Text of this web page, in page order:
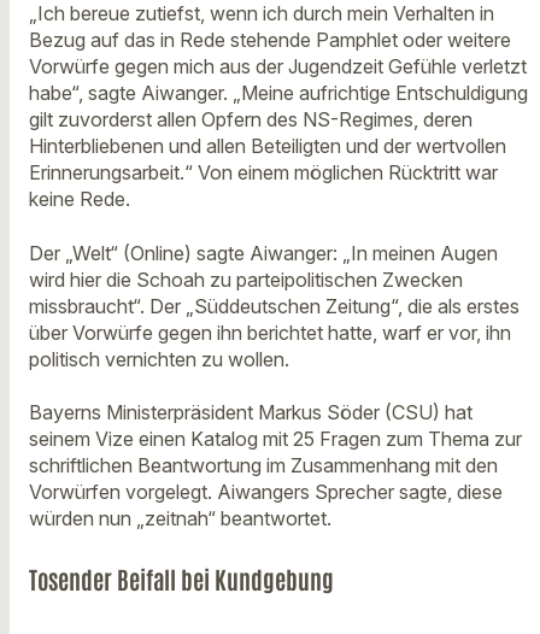
„Ich bereue zutiefst, wenn ich durch mein Verhalten in
Bezug auf das in Rede stehende Pamphlet oder weitere
Vorwürfe gegen mich aus der Jugendzeit Gefühle verletzt
habe“, sagte Aiwanger. „Meine aufrichtige Entschuldigung
gilt zuvorderst allen Opfern des NS-Regimes, deren
Hinterbliebenen und allen Beteiligten und der wertvollen
Erinnerungsarbeit.“ Von einem möglichen Rücktritt war
keine Rede.
Der „Welt“ (Online) sagte Aiwanger: „In meinen Augen
wird hier die Schoah zu parteipolitischen Zwecken
missbraucht“. Der „Süddeutschen Zeitung“, die als erstes
über Vorwürfe gegen ihn berichtet hatte, warf er vor, ihn
politisch vernichten zu wollen.
Bayerns Ministerpräsident Markus Söder (CSU) hat
seinem Vize einen Katalog mit 25 Fragen zum Thema zur
schriftlichen Beantwortung im Zusammenhang mit den
Vorwürfen vorgelegt. Aiwangers Sprecher sagte, diese
würden nun „zeitnah“ beantwortet.
Tosender Beifall bei Kundgebung